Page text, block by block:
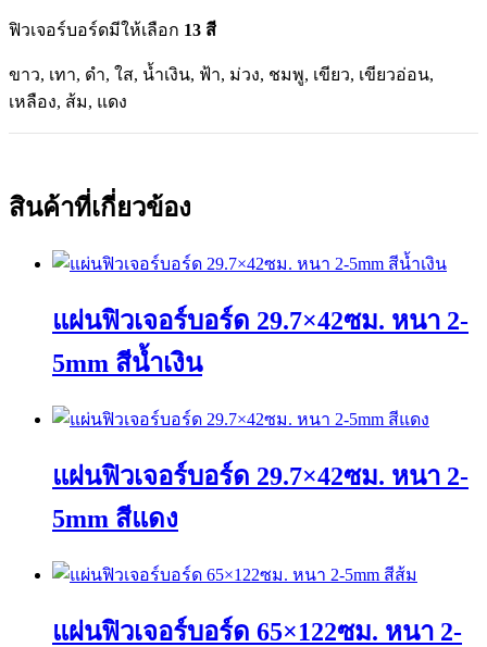
ฟิวเจอร์บอร์ดมีให้เลือก 13 สี
ขาว, เทา, ดำ, ใส, น้ำเงิน, ฟ้า, ม่วง, ชมพู, เขียว, เขียวอ่อน,
เหลือง, ส้ม, แดง
สินค้าที่เกี่ยวข้อง
แผ่นฟิวเจอร์บอร์ด 29.7×42ซม. หนา 2-
5mm สีน้ำเงิน
This
product
multiple
variants.
The
options
be
the
แผ่นฟิวเจอร์บอร์ด 29.7×42ซม. หนา 2-
5mm สีแดง
This
product
multiple
แผ่นฟิวเจอร์บอร์ด 65×122ซม. หนา 2-